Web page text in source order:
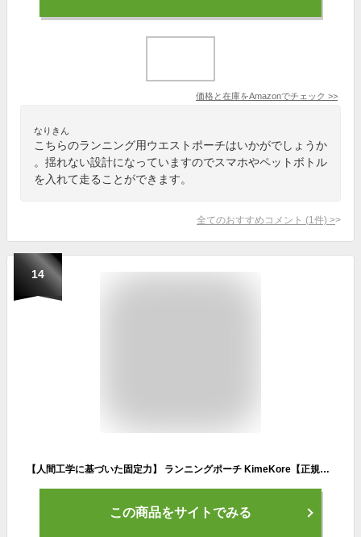
価格と在庫をAmazonでチェック >>
なりきん
こちらのランニング用ウエストポーチはいかがでしょうか
。揺れない設計になっていますのでスマホやペットボトル
を入れて走ることができます。
全てのおすすめコメント (1 件) >
14
【人間工学に基づいた固定力】 ランニングポーチ KimeKore【正規品】 ウエストポーチ ウォーキング ペットボトル スマホ 軽量 登山 釣り レディース メンズ 日本ブランド
この商品をサイトでみる